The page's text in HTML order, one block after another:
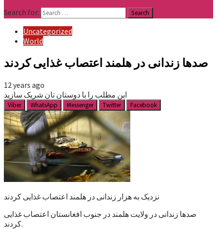
Search for:
Uncategorized
World
صدها زندانی در هلمند اعتصاب غذایی کردند
12 years ago
این مطلب را با دوستان تان شریک سازید
Viber WhatsApp Messenger Twitter Facebook
نزدیک به هزار زندانی در هلمند اعتصاب غذایی کردند
صدها زندانی در ولایت هلمند در جنوب افغانستان اعتصاب غذایی
کردند.